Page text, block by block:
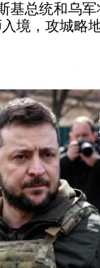
基总统和乌
境，攻城略